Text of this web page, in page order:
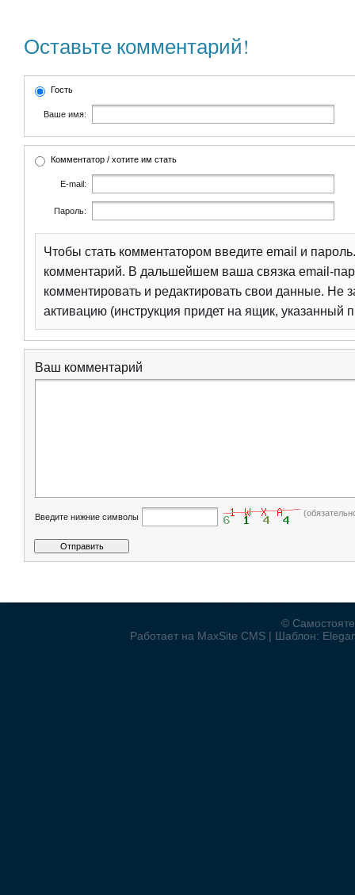
Оставьте комментарий!
Гость
Ваше имя:
Комментатор / хотите им стать
E-mail:
Пароль:
Чтобы стать комментатором введите email и
комментарий. В дальшейшем ваша связка email-
комментировать и редактировать свои данные. Не
активацию (инструкция придет на ящик, указанный
Ваш комментарий
Введите нижние символы
©
Работает на MaxSite CMS | Шаблон: